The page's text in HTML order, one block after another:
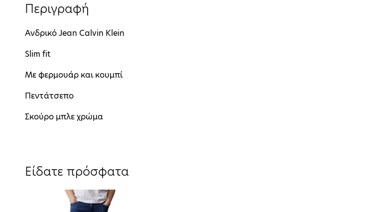
Περιγραφή
Aνδρικό Jean Calvin Klein
Slim fit
Mε φερμουάρ και κουμπί
Πεντάτσεπο
Σκούρο μπλε χρώμα
Είδατε πρόσφατα